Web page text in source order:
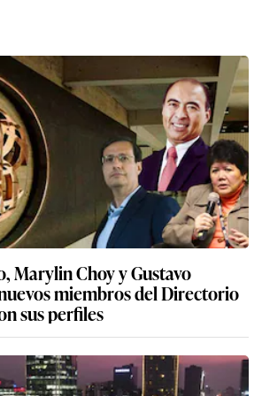
Marylin Choy y Gustavo
miembros del Directorio
sus perfiles